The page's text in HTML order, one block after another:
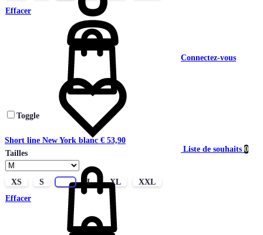
Connectez-vous
Liste de souhaits 0
Effacer
Toggle
Short line New York blanc € 53,90
Tailles
XS S L XL
XXL
Effacer